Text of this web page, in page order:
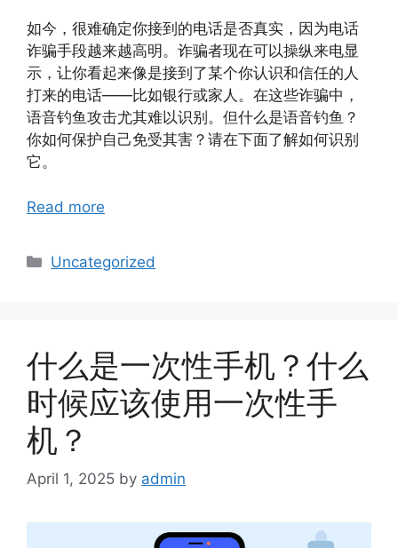
如今，很难确定你接到的电话是否真实，因为电话
诈骗手段越来越高明。诈骗者现在可以操纵来电显
示，让你看起来像是接到了某个你认识和信任的人
打来的电话——比如银行或家人。在这些诈骗中，
语音钓鱼攻击尤其难以识别。但什么是语音钓鱼？
你如何保护自己免受其害？请在下面了解如何识别
它。
Read more
Categories
Uncategorized
什么是一次性手机？什么
时候应该使用一次性手
机？
April 1, 2025 by admin